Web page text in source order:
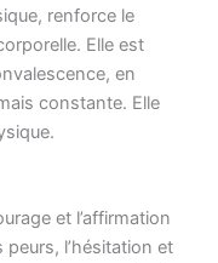
renforce le
Elle est
en
constante. Elle
et l’affirmation
l’hésitation et